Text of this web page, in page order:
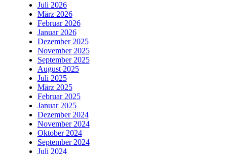
Juli 2026
März 2026
Februar 2026
Januar 2026
Dezember 2025
November 2025
September 2025
August 2025
Juli 2025
März 2025
Februar 2025
Januar 2025
Dezember 2024
November 2024
Oktober 2024
September 2024
Juli 2024